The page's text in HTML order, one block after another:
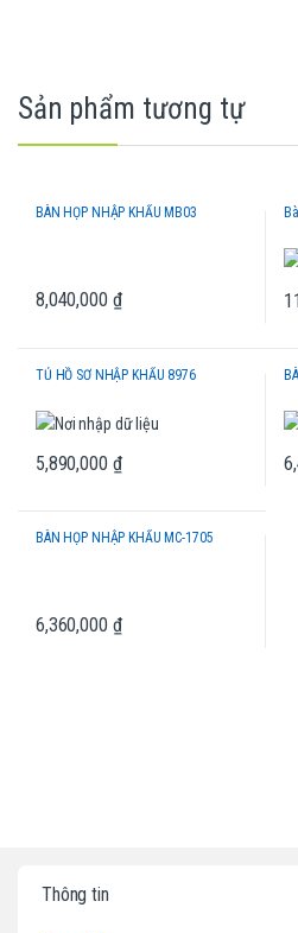
Sản phẩm tương tự
BÀN HỌP NHẬP KHẨU MB03
8,040,000 ₫
TỦ HỒ SƠ NHẬP KHẨU 8976
5,890,000 ₫
BÀN HỌP NHẬP KHẨU MC-1705
6,360,000 ₫
Thông tin